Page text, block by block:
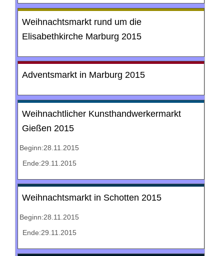
Weihnachtsmarkt rund um die
Elisabethkirche Marburg 2015
Adventsmarkt in Marburg 2015
Weihnachtlicher Kunsthandwerkermarkt
Gießen 2015
Beginn:28.11.2015
Ende:29.11.2015
Weihnachtsmarkt in Schotten 2015
Beginn:28.11.2015
Ende:29.11.2015